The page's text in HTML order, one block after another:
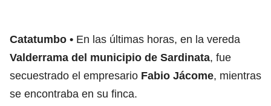
Catatumbo
En las últimas horas, en la vereda
Valderrama del municipio de Sardinata, fue
secuestrado el empresario Fabio Jácome, mientras
se encontraba en su finca.